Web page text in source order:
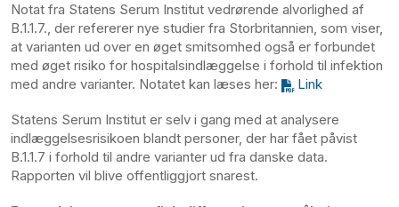
Notat fra Statens Serum Institut vedrørende alvorlighed af
B.1.1.7., der refererer nye studier fra Storbritannien, som viser,
at varianten ud over en øget smitsomhed også er forbundet
med øget risiko for hospitalsindlæggelse i forhold til infektion
med andre varianter. Notatet kan læses her:
Link
Statens Serum Institut er selv i gang med at analysere
indlæggelsesrisikoen blandt personer, der har fået påvist
B.1.1.7 i forhold til andre varianter ud fra danske data.
Rapporten vil blive offentliggjort snarest.